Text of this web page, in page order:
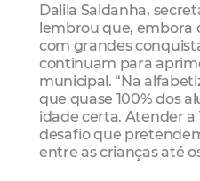
Dalila Saldanha,
lembrou que, embora
com grandes
continuam para
municipal. “Na
que quase 100% dos
idade certa. Atender a
desafio que
entre as crianças até